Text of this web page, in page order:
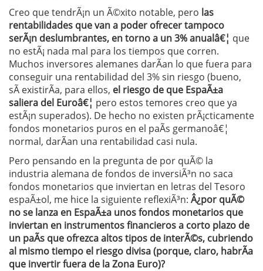
Creo que tendrÃ¡n un Ã©xito notable, pero las
rentabilidades que van a poder ofrecer tampoco
serÃ¡n deslumbrantes, en torno a un 3% anualâ€¦ que
no estÃ¡ nada mal para los tiempos que corren.
Muchos inversores alemanes darÃ­an lo que fuera para
conseguir una rentabilidad del 3% sin riesgo (bueno,
sÃ­ existirÃ­a, para ellos, el riesgo de que EspaÃ±a
saliera del Euroâ€¦ pero estos temores creo que ya
estÃ¡n superados). De hecho no existen prÃ¡cticamente
fondos monetarios puros en el paÃ­s germanoâ€¦
normal, darÃ­an una rentabilidad casi nula.
Pero pensando en la pregunta de por quÃ© la
industria alemana de fondos de inversiÃ³n no saca
fondos monetarios que inviertan en letras del Tesoro
espaÃ±ol, me hice la siguiente reflexiÃ³n: Â¿por quÃ©
no se lanza en EspaÃ±a unos fondos monetarios que
inviertan en instrumentos financieros a corto plazo de
un paÃ­s que ofrezca altos tipos de interÃ©s, cubriendo
al mismo tiempo el riesgo divisa (porque, claro, habrÃ­a
que invertir fuera de la Zona Euro)?